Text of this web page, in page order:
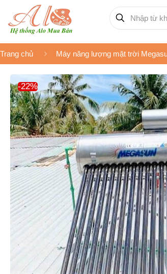
Trang chủ Máy năng lượng mặt trời
-22%